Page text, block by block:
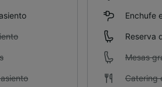
Enchufe
Reserva
Mesas
Catering